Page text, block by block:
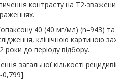
контрасту на Т2-
40 (40 мг/мл) (n=943)
клінічною картиною
до періоду відбору.
загальної кількості